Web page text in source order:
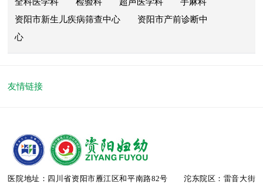
资阳市新生儿疾病筛查中心
资阳市产前诊断中
心
友情链接
医院地址：四川省资阳市雁江区和平南路82号 沱东院区：雷音大街